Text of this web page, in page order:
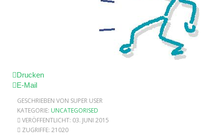
Drucken
E-Mail
GESCHRIEBEN VON SUPER USER
KATEGORIE: UNCATEGORISED
VERÖFFENTLICHT: 03. JUNI 2015
ZUGRIFFE: 21020